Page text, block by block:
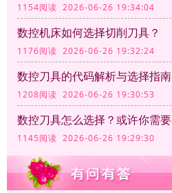
1154阅读 2026-06-26 19:34:04
数控机床如何选择切削刀具？
1176阅读 2026-06-26 19:32:24
数控刀具的代码解析与选择指南
1208阅读 2026-06-26 19:30:53
数控刀具怎么选择？或许你需要
1145阅读 2026-06-26 19:29:30